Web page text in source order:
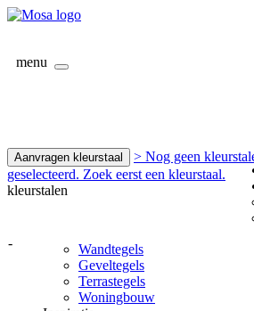
menu
Aanvragen kleurstaal
> Nog geen
geselecteerd. Zoek eerst een kleurstaal.
kleurstalen
-
Wandtegels
Geveltegels
Terrastegels
Woningbouw